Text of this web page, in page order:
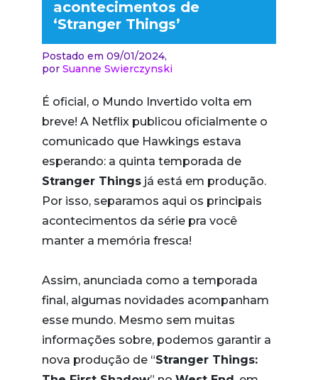
acontecimentos de
‘Stranger Things’
Postado em 09/01/2024,
por Suanne Swierczynski
É oficial, o Mundo Invertido volta em
breve! A Netflix publicou oficialmente o
comunicado que Hawkings estava
esperando: a quinta temporada de
Stranger Things já está em produção.
Por isso, separamos aqui os principais
acontecimentos da série pra você
manter a memória fresca!
Assim, anunciada como a temporada
final, algumas novidades acompanham
esse mundo. Mesmo sem muitas
informações sobre, podemos garantir a
nova produção de “Stranger Things: